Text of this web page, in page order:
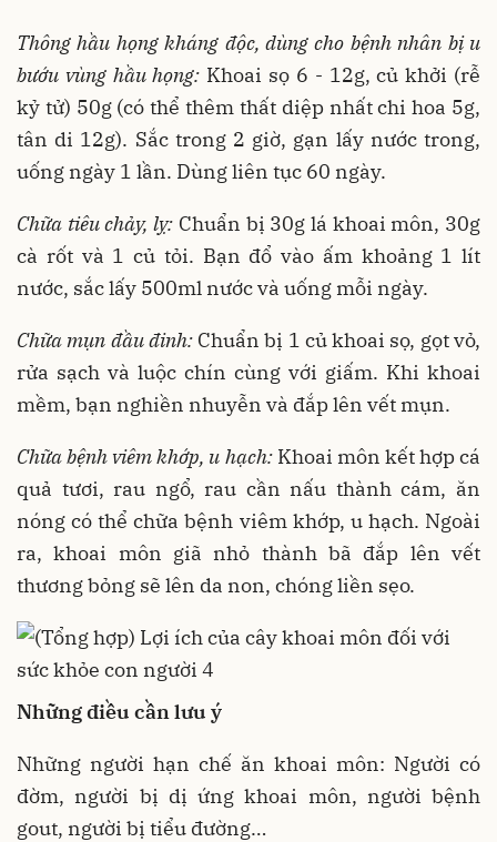
Thông hầu họng kháng độc, dùng cho bệnh nhân bị u
bướu vùng hầu họng: Khoai sọ 6 - 12g, củ khởi (rễ
kỷ tử) 50g (có thể thêm thất diệp nhất chi hoa 5g,
tân di 12g). Sắc trong 2 giờ, gạn lấy nước trong,
uống ngày 1 lần. Dùng liên tục 60 ngày.
Chữa tiêu chảy, lỵ: Chuẩn bị 30g lá khoai môn, 30g
cà rốt và 1 củ tỏi. Bạn đổ vào ấm khoảng 1 lít
nước, sắc lấy 500ml nước và uống mỗi ngày.
Chữa mụn đầu đinh: Chuẩn bị 1 củ khoai sọ, gọt vỏ,
rửa sạch và luộc chín cùng với giấm. Khi khoai
mềm, bạn nghiền nhuyễn và đắp lên vết mụn.
Chữa bệnh viêm khớp, u hạch: Khoai môn kết hợp cá
quả tươi, rau ngổ, rau cần nấu thành cám, ăn
nóng có thể chữa bệnh viêm khớp, u hạch. Ngoài
ra, khoai môn giã nhỏ thành bã đắp lên vết
thương bỏng sẽ lên da non, chóng liền sẹo.
Những điều cần lưu ý
Những người hạn chế ăn khoai môn: Người có
đờm, người bị dị ứng khoai môn, người bệnh
gout, người bị tiểu đường…